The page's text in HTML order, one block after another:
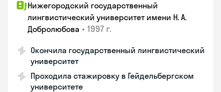
Нижегородский государственный
лингвистический университет имени Н. А.
Добролюбова • 1997 г.
Окончила государственный лингвистический
университет
Проходила стажировку в Гейдельбергском
университете